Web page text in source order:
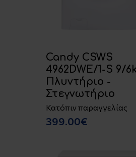
Candy CSWS
4962DWE/1-S 9/
Πλυντήριο -
Στεγνωτήριο
Κατόπιν παραγγελίας
399.00€